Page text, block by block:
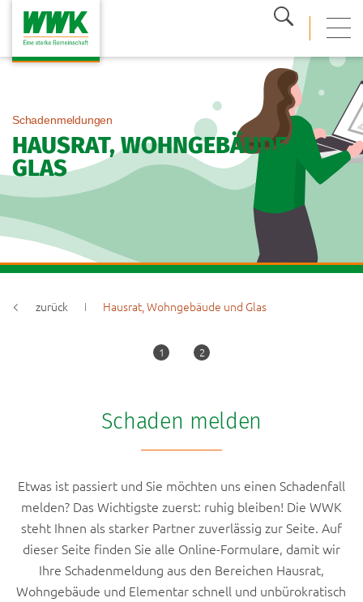
Suche
HAUSRAT, WOHNGEBÄUDE &
GLAS
Schadenmeldungen
zurück Hausrat, Wohngebäude und Glas
Schaden melden
Etwas ist passiert und Sie möchten uns einen Schadenfall
melden? Das Wichtigste zuerst: ruhig bleiben! Die WWK
steht Ihnen als starker Partner zuverlässig zur Seite. Auf
dieser Seite finden Sie alle Online-Formulare, damit wir
Ihre Schadenmeldung aus den Bereichen Hausrat,
Wohngebäude und Elementar schnell und unbürokratisch